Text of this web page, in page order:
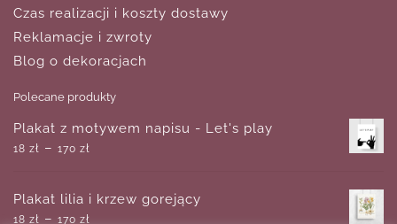
Czas realizacji i koszty dostawy
Reklamacje i zwroty
Blog o dekoracjach
Polecane produkty
Plakat z motywem napisu - Let's play
18 zł – 170 zł
Plakat lilia i krzew gorejący
18 zł – 170 zł